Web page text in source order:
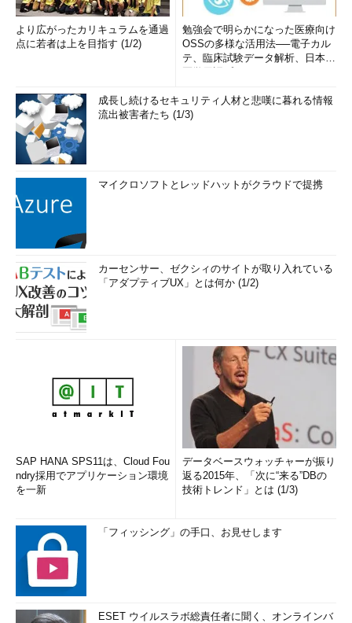
より広がったカリキュラムを通過
点に若者は上を目指す (1/2)
勉強会で明らかになった医療向け
OSSの多様な活用法──電子カル
テ、臨床試験データ解析、日本語
成長し続けるセキュリティ人材と悲嘆に暮れる情報
流出被害者たち (1/3)
マイクロソフトとレッドハットがクラウドで提携
カーセンサー、ゼクシィのサイトが取り入れている
「アダプティブUX」とは何か (1/2)
SAP HANA SPS11は、Cloud Fou
ndry採用でアプリケーション環境
を一新
データベースウォッチャーが振り
返る2015年、「次に“来る”DBの
技術トレンド」とは (1/3)
「フィッシング」の手口、お見せします
ESET ウイルスラボ総責任者に聞く、オンラインバ